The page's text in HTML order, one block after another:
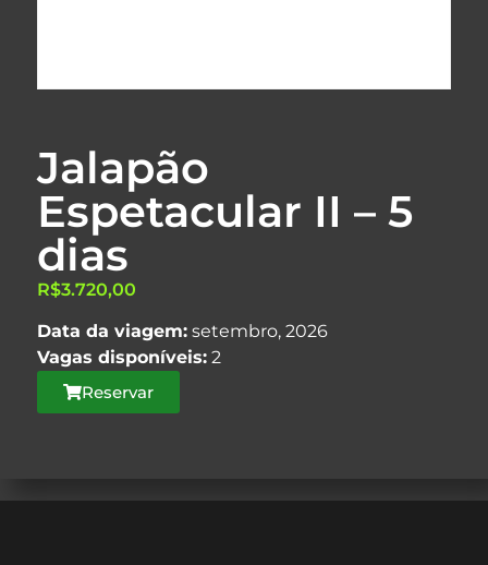
Jalapão
Espetacular II – 5
dias
R$3.720,00
Data da viagem: setembro, 2026
Vagas disponíveis: 2
Reservar